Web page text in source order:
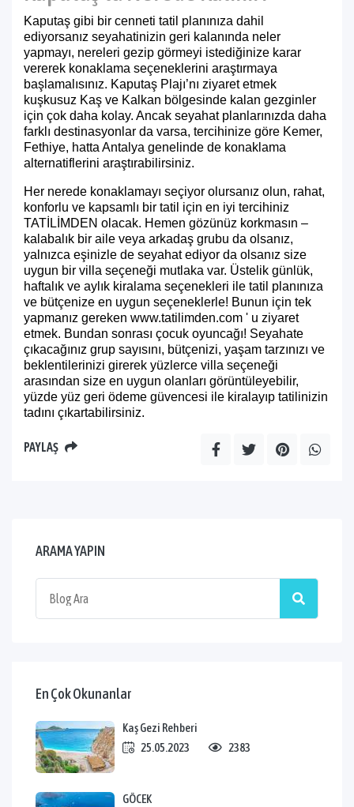
Kaputaş gibi bir cenneti tatil planınıza dahil
ediyorsanız seyahatinizin geri kalanında neler
yapmayı, nereleri gezip görmeyi istediğinize karar
vererek konaklama seçeneklerini araştırmaya
başlamalısınız. Kaputaş Plajı’nı ziyaret etmek
kuşkusuz Kaş ve Kalkan bölgesinde kalan gezginler
için çok daha kolay. Ancak seyahat planlarınızda daha
farklı destinasyonlar da varsa, tercihinize göre Kemer,
Fethiye, hatta Antalya genelinde de konaklama
alternatiflerini araştırabilirsiniz.
Her nerede konaklamayı seçiyor olursanız olun, rahat,
konforlu ve kapsamlı bir tatil için en iyi tercihiniz
TATİLİMDEN olacak. Hemen gözünüz korkmasın –
kalabalık bir aile veya arkadaş grubu da olsanız,
yalnızca eşinizle de seyahat ediyor da olsanız size
uygun bir villa seçeneği mutlaka var. Üstelik günlük,
haftalık ve aylık kiralama seçenekleri ile tatil planınıza
ve bütçenize en uygun seçeneklerle! Bunun için tek
yapmanız gereken www.tatilimden.com ' u ziyaret
etmek. Bundan sonrası çocuk oyuncağı! Seyahate
çıkacağınız grup sayısını, bütçenizi, yaşam tarzınızı ve
beklentilerinizi girerek yüzlerce villa seçeneği
arasından size en uygun olanları görüntüleyebilir,
yüzde yüz geri ödeme güvencesi ile kiralayıp tatilinizin
tadını çıkartabilirsiniz.
PAYLAŞ
ARAMA YAPIN
En Çok Okunanlar
Kaş Gezi Rehberi
25.05.2023
2383
GÖCEK